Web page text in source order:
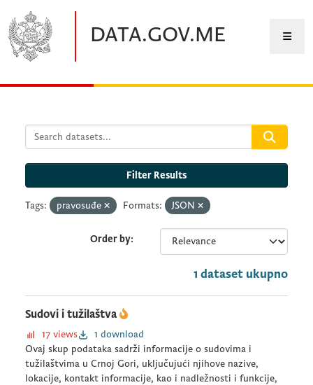
DATA.GOV.ME
Filter Results
Tags: pravosuđe Formats: JSON
Order by
1 dataset ukupno
Sudovi i tužilaštva
17 views
1 download
Ovaj skup podataka sadrži informacije o sudovima i
tužilaštvima u Crnoj Gori, uključujući njihove nazive,
lokacije, kontakt informacije, kao i nadležnosti i funkcije,